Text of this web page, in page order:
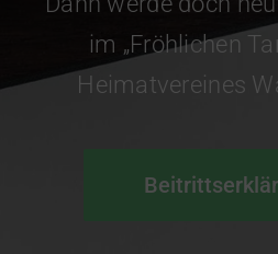
im „Fröhlichen
Heimatvereines